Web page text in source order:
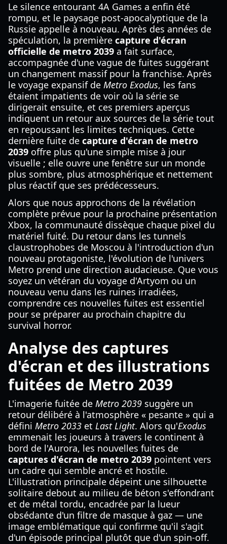
Le silence entourant 4A Games a enfin été
rompu, et le paysage post-apocalyptique de la
Russie appelle à nouveau. Après des années de
spéculation, la première capture d'écran
officielle de metro 2039 a fait surface,
accompagnée d'une vague de fuites suggérant
un changement massif pour la franchise. Après
le voyage expansif de Metro Exodus, les fans
étaient impatients de voir où la série se
dirigerait ensuite, et ces premiers aperçus
indiquent un retour aux sources de la série tout
en repoussant les limites techniques. Cette
dernière fuite de capture d'écran de metro
2039 offre plus qu'une simple mise à jour
visuelle ; elle ouvre une fenêtre sur un monde
plus sombre, plus atmosphérique et nettement
plus réactif que ses prédécesseurs.
Alors que nous approchons de la révélation
complète prévue pour la prochaine présentation
Xbox, la communauté dissèque chaque pixel du
matériel fuité. Du retour dans les tunnels
claustrophobes de Moscou à l'introduction d'un
nouveau protagoniste, l'évolution de l'univers
Metro prend une direction audacieuse. Que vous
soyez un vétéran du voyage d'Artyom ou un
nouveau venu dans les ruines irradiées,
comprendre ces nouvelles fuites est essentiel
pour se préparer au prochain chapitre du
survival horror.
Analyse des captures
d'écran et des illustrations
fuitées de Metro 2039
L'imagerie fuitée de Metro 2039 suggère un
retour délibéré à l'atmosphère « pesante » qui a
défini Metro 2033 et Last Light. Alors qu'Exodus
emmenait les joueurs à travers le continent à
bord de l'Aurora, les nouvelles fuites de
captures d'écran de metro 2039 pointent vers
un cadre qui semble ancré et hostile.
L'illustration principale dépeint une silhouette
solitaire debout au milieu de béton s'effondrant
et de métal tordu, encadrée par la lueur
obsédante d'un filtre de masque à gaz — une
image emblématique qui confirme qu'il s'agit
d'un épisode principal plutôt que d'un spin-off.